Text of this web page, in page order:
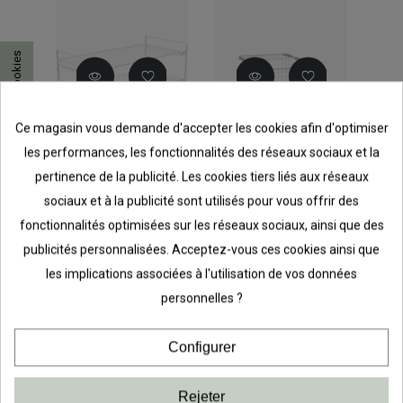
Porte-
chaussures à
poser
75,37 €
Panier tiroir
coulissant
Blanc Prof 40cm
79,00 €
Ce magasin vous demande d'accepter les cookies afin d'optimiser
les performances, les fonctionnalités des réseaux sociaux et la
pertinence de la publicité. Les cookies tiers liés aux réseaux
sociaux et à la publicité sont utilisés pour vous offrir des
fonctionnalités optimisées sur les réseaux sociaux, ainsi que des
publicités personnalisées. Acceptez-vous ces cookies ainsi que
les implications associées à l'utilisation de vos données
personnelles ?
Configurer
Rejeter
Consentement aux cookies